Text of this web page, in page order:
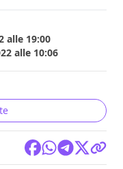
alle 19:00
alle 10:06